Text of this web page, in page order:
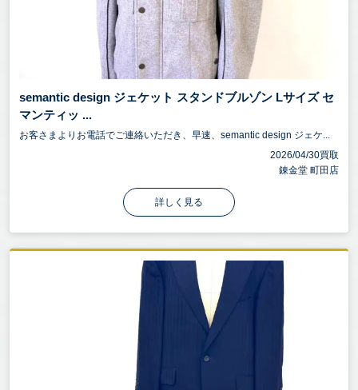
semantic design ジェケット スタンドブルゾン Lサイズ セ
マンティッ ...
お客さまよりお電話でご連絡いただき、早速、semantic design ジェケ...
2026/04/30買取
錬金堂 町田店
詳しく見る